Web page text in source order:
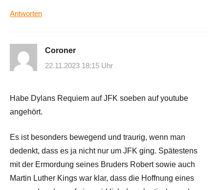
Antworten
Coroner
22.11.2023 18:15 Uhr
Habe Dylans Requiem auf JFK soeben auf youtube
angehört.
Es ist besonders bewegend und traurig, wenn man
dedenkt, dass es ja nicht nur um JFK ging. Spätestens
mit der Ermordung seines Bruders Robert sowie auch
Martin Luther Kings war klar, dass die Hoffnung eines